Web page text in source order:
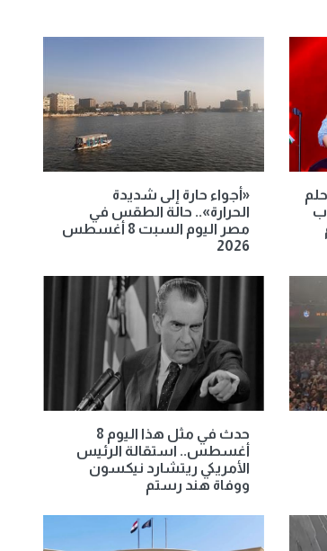
«أجواء حارة إلى شديدة
الحرارة».. حالة الطقس في
مصر اليوم السبت 8 أغسطس
2026
حدث في مثل هذا اليوم 8
أغسطس.. استقالة الرئيس
الأمريكي ريتشارد نيكسون
ووفاة هند رستم